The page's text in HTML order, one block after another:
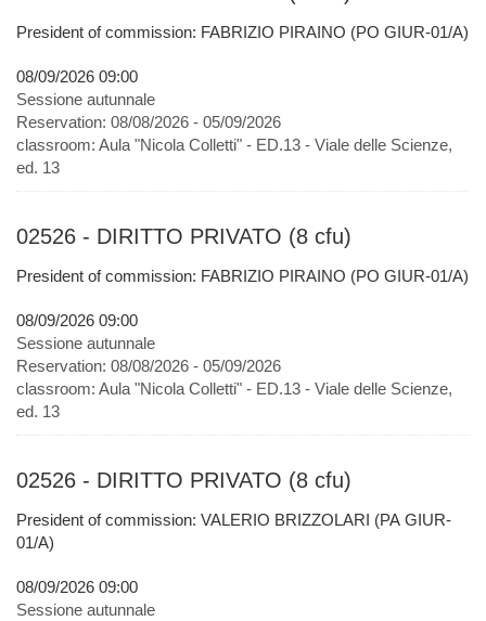
President of commission: FABRIZIO PIRAINO (PO GIUR-01/A)
08/09/2026 09:00
Sessione autunnale
Reservation: 08/08/2026 - 05/09/2026
classroom: Aula "Nicola Colletti" - ED.13 - Viale delle Scienze,
ed. 13
02526 - DIRITTO PRIVATO (8 cfu)
President of commission: FABRIZIO PIRAINO (PO GIUR-01/A)
08/09/2026 09:00
Sessione autunnale
Reservation: 08/08/2026 - 05/09/2026
classroom: Aula "Nicola Colletti" - ED.13 - Viale delle Scienze,
ed. 13
02526 - DIRITTO PRIVATO (8 cfu)
President of commission: VALERIO BRIZZOLARI (PA GIUR-
01/A)
08/09/2026 09:00
Sessione autunnale